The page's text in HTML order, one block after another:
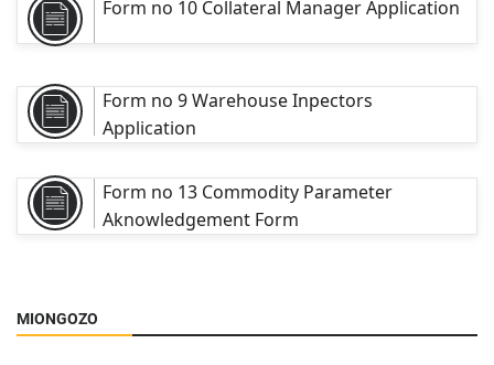
Form no 10 Collateral Manager Application
Form no 9 Warehouse Inpectors
Application
Form no 13 Commodity Parameter
Aknowledgement Form
MIONGOZO